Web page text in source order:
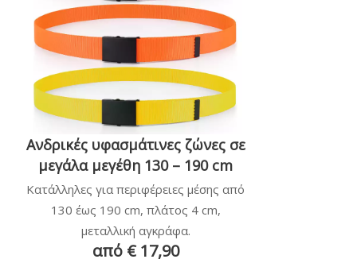
Ανδρικές υφασμάτινες ζώνες σε
μεγάλα μεγέθη 130 – 190 cm
Κατάλληλες για περιφέρειες μέσης από
130 έως 190 cm, πλάτος 4 cm,
μεταλλική αγκράφα.
από € 17,90